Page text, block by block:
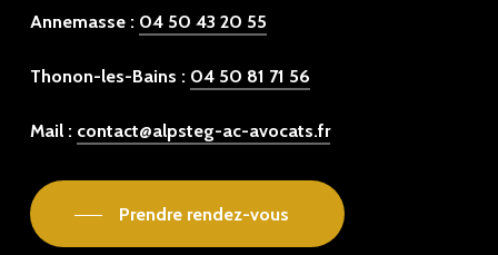
Annemasse : 04 50 43 20 55
Thonon-les-Bains : 04 50 81 71 56
Mail : contact@alpsteg-ac-avocats.fr
Prendre rendez-vous